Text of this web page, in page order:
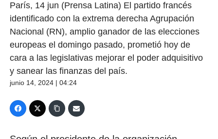
París, 14 jun (Prensa Latina) El partido francés
identificado con la extrema derecha Agrupación
Nacional (RN), amplio ganador de las elecciones
europeas el domingo pasado, prometió hoy de
cara a las legislativas mejorar el poder adquisitivo
y sanear las finanzas del país.
junio 14, 2024 | 04:24